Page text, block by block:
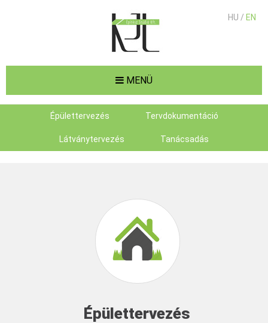
MENÜ
HU / EN
Épülettervezés Tervdokumentáció
Látványtervezés Tanácsadás
Épülettervezés